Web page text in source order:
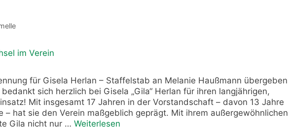
für Gisela Herlan – Staffelstab an Melanie Haußmann übergeben
sich herzlich bei Gisela „Gila“ Herlan für ihren langjährigen,
Mit insgesamt 17 Jahren in der Vorstandschaft – davon 13 Jahre
– hat sie den Verein maßgeblich geprägt. Mit ihrem außergewöhnlichen
Gila nicht nur … Weiterlesen